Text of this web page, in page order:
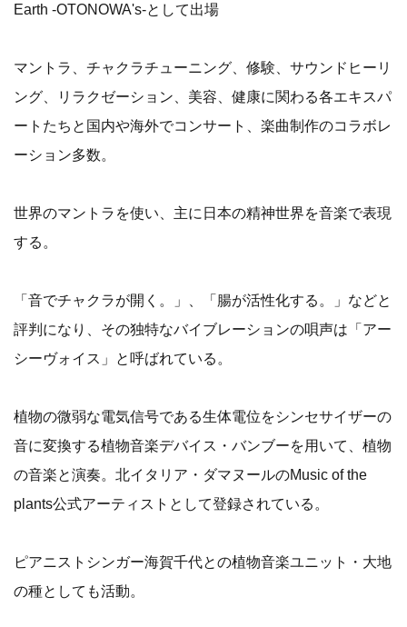
Earth -OTONOWA's-として出場
マントラ、チャクラチューニング、修験、サウンドヒーリ
ング、リラクゼーション、美容、健康に関わる各エキスパ
ートたちと国内や海外でコンサート、楽曲制作のコラボレ
ーション多数。
世界のマントラを使い、主に日本の精神世界を音楽で表現
する。
「音でチャクラが開く。」、「腸が活性化する。」などと
評判になり、その独特なバイブレーションの唄声は「アー
シーヴォイス」と呼ばれている。
植物の微弱な電気信号である生体電位をシンセサイザーの
音に変換する植物音楽デバイス・バンブーを用いて、植物
の音楽と演奏。北イタリア・ダマヌールのMusic of the
plants公式アーティストとして登録されている。
ピアニストシンガー海賀千代との植物音楽ユニット・大地
の種としても活動。